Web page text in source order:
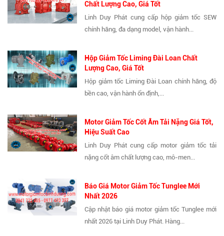
Chất Lượng Cao, Giá Tốt
Linh Duy Phát cung cấp hộp giảm tốc SEW
chính hãng, đa dạng model, vận hành...
Hộp Giảm Tốc Liming Đài Loan Chất
Lượng Cao, Giá Tốt
Hộp giảm tốc Liming Đài Loan chính hãng, độ
bền cao, vận hành ổn định,...
Motor Giảm Tốc Cốt Âm Tải Nặng Giá Tốt,
Hiệu Suất Cao
Linh Duy Phát cung cấp motor giảm tốc tải
nặng cốt âm chất lượng cao, mô-men...
Báo Giá Motor Giảm Tốc Tunglee Mới
Nhất 2026
Cập nhật báo giá motor giảm tốc Tunglee mới
nhất 2026 tại Linh Duy Phát. Hàng...